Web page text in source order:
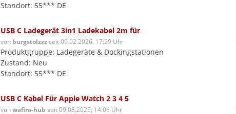
Standort: 55*** DE
USB C Ladegerät 3in1 Ladekabel 2m für
von burgstolzzzseit 09.02.2026, 17:29 Uhr
Produktgruppe: Ladegeräte & Dockingstationen
Zustand: Neu
Standort: 55*** DE
USB C Kabel Für Apple Watch 2 3 4 5
vonwafira-hub seit 09.08.2025, 14:08 Uhr